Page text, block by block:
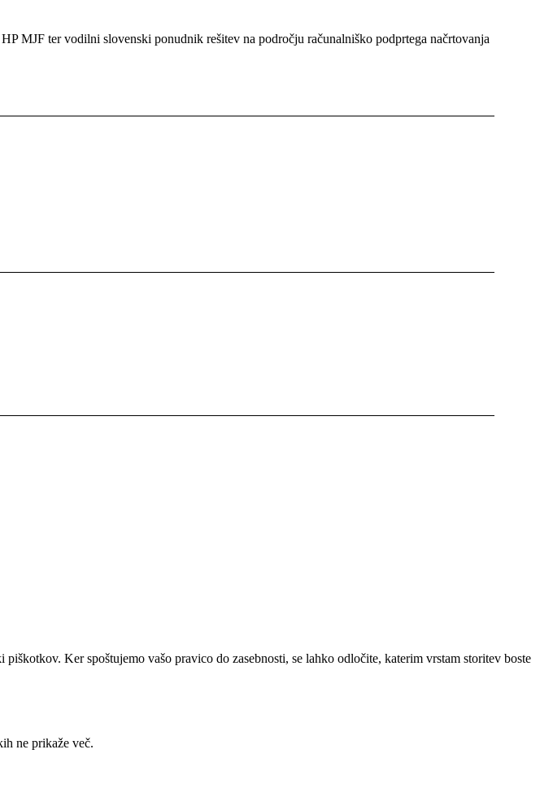
MJF ter vodilni slovenski ponudnik rešitev na področju računalniško podprtega načrtovanja
Ker spoštujemo vašo pravico do zasebnosti, se lahko odločite, katerim vrstam storitev boste
ne prikaže več.